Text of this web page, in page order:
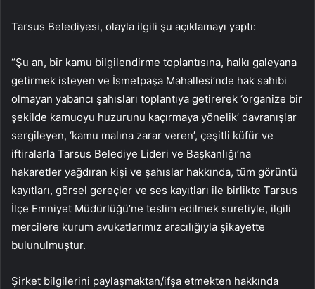
Tarsus Belediyesi, olayla ilgili şu açıklamayı yaptı:
“Şu an, bir kamu bilgilendirme toplantısına, halkı galeyana
getirmek isteyen ve İsmetpaşa Mahallesi’nde hak sahibi
olmayan yabancı şahısları toplantıya getirerek ‘organize bir
şekilde kamuoyu huzurunu kaçırmaya yönelik’ davranışlar
sergileyen, ‘kamu malına zarar veren’, çeşitli küfür ve
iftiralarla Tarsus Belediye Lideri ve Başkanlığı’na
hakaretler yağdıran kişi ve şahıslar hakkında, tüm görüntü
kayıtları, görsel gereçler ve ses kayıtları ile birlikte Tarsus
İlçe Emniyet Müdürlüğü’ne teslim edilmek suretiyle, ilgili
mercilere kurum avukatlarımız aracılığıyla şikayette
bulunulmuştur.
Şirket bilgilerini paylaşmaktan/ifşa etmekten hakkında